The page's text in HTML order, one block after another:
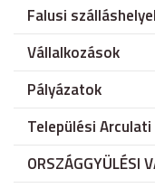
Falusi
Vállalkozások
Pályázatok
Települési
ORSZÁGGYÜLÉSI